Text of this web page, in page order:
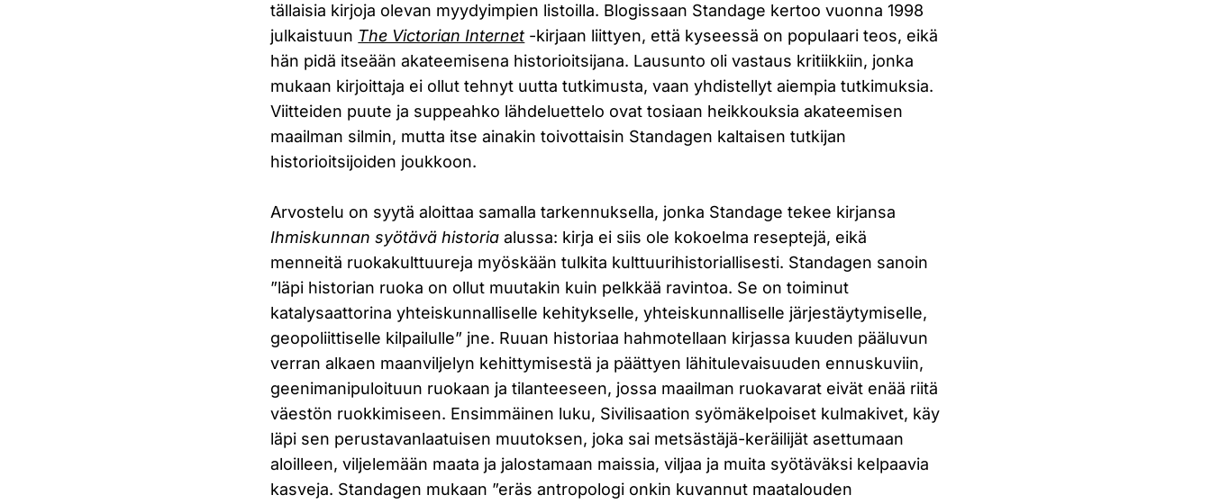
tällaisia kirjoja olevan myydyimpien listoilla. Blogissaan Standage kertoo vuonna 1998
julkaistuun The Victorian Internet -kirjaan liittyen, että kyseessä on populaari teos, eikä
hän pidä itseään akateemisena historioitsijana. Lausunto oli vastaus kritiikkiin, jonka
mukaan kirjoittaja ei ollut tehnyt uutta tutkimusta, vaan yhdistellyt aiempia tutkimuksia.
Viitteiden puute ja suppeahko lähdeluettelo ovat tosiaan heikkouksia akateemisen
maailman silmin, mutta itse ainakin toivottaisin Standagen kaltaisen tutkijan
historioitsijoiden joukkoon.
Arvostelu on syytä aloittaa samalla tarkennuksella, jonka Standage tekee kirjansa
Ihmiskunnan syötävä historia alussa: kirja ei siis ole kokoelma reseptejä, eikä
menneitä ruokakulttuureja myöskään tulkita kulttuurihistoriallisesti. Standagen sanoin
”läpi historian ruoka on ollut muutakin kuin pelkkää ravintoa. Se on toiminut
katalysaattorina yhteiskunnalliselle kehitykselle, yhteiskunnalliselle järjestäytymiselle,
geopoliittiselle kilpailulle” jne. Ruuan historiaa hahmotellaan kirjassa kuuden pääluvun
verran alkaen maanviljelyn kehittymisestä ja päättyen lähitulevaisuuden ennuskuviin,
geenimanipuloituun ruokaan ja tilanteeseen, jossa maailman ruokavarat eivät enää riitä
väestön ruokkimiseen. Ensimmäinen luku, Sivilisaation syömäkelpoiset kulmakivet, käy
läpi sen perustavanlaatuisen muutoksen, joka sai metsästäjä-keräilijät asettumaan
aloilleen, viljelemään maata ja jalostamaan maissia, viljaa ja muita syötäväksi kelpaavia
kasveja. Standagen mukaan ”eräs antropologi onkin kuvannut maatalouden